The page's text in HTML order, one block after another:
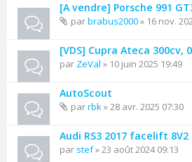
[A vendre] Porsche 991
parbrabus2000» 16 nov.
[VDS] Cupra Ateca 300cv,
par ZeVal » 10 juin 2025 19:49
AutoScout
parrbk» 28 avr. 2025 07:30
Audi RS3 2017 facelift 8V2
par stef» 23 août 2024 09:13